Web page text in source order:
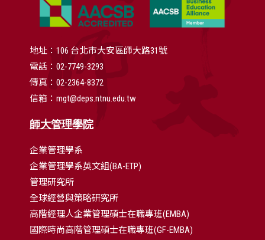
地址：106 台北市大安區師大路31號
電話：02-7749-3293
傳真：02-2364-8372
信箱：mgt@deps.ntnu.edu.tw
師大管理學院
企業管理學系
企業管理學系英文組(BA-ETP)
管理研究所
全球經營與策略研究所
高階經理人企業管理碩士在職專班(EMBA)
國際時尚高階管理碩士在職專班(GF-EMBA)